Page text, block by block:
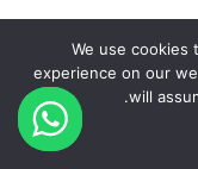
We use
experience on our
will